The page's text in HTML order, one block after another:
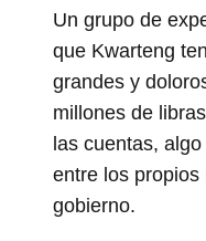
Un grupo de
que Kwarteng
grandes y
millones de
las cuentas,
entre los propios
gobierno.